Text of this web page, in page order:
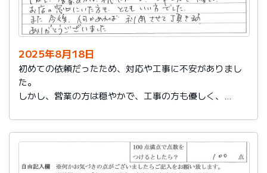
2025年8月18日
初めての依頼だったため、対応や工事に不安がありまし
た。
しかし、営業の方は穏やかで、工事の方も優しく、
また今後、何かあれば利用させて頂きます。
ありがとうございました。